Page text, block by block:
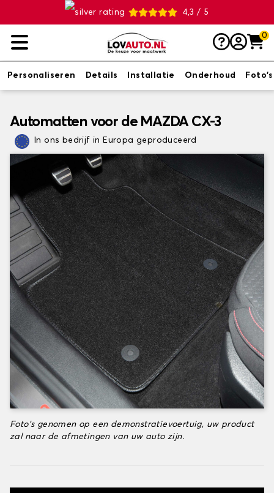
4,3 / 5
0
Personaliseren Details Installatie Onderhoud Foto's
Automatten voor de MAZDA CX-3
In ons bedrijf in Europa geproduceerd
Foto's genomen op een demonstratievoertuig, uw product
zal naar de afmetingen van uw auto zijn.